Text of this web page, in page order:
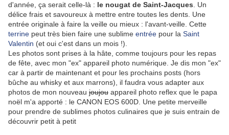
d'année, ça serait celle-là : le nougat de Saint-Jacques . Un
délice frais et savoureux à mettre entre toutes les dents. Une
entrée originale à faire la veille ou mieux : l'avant-veille. Cette
terrine peut très bien faire une sublime entrée pour la Saint
Valentin (et oui c'est dans un mois !).
Les photos sont prises à la hâte, comme toujours pour les repas
de fête, avec mon "ex" appareil photo numérique. Je dis mon "ex"
car à partir de maintenant et pour les prochains posts (hors
bûche au whisky et aux marrons), il faudra vous adapter aux
photos de mon nouveau joujou appareil photo reflex que le papa
noël m'a apporté : le CANON EOS 600D. Une petite merveille
pour prendre de sublimes photos culinaires que je suis entrain de
découvrir petit à petit